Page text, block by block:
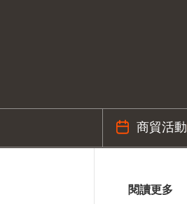
商貿活動
閱讀更多